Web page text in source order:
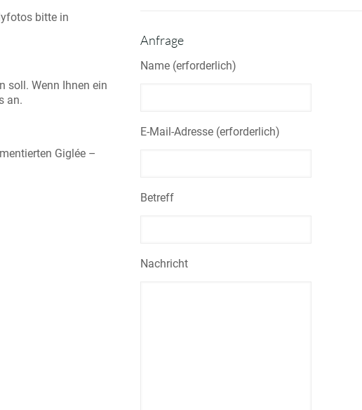
bitte in
soll. Wenn Ihnen ein
an.
Giglée –
Anfrage
Name (erforderlich)
E-Mail-Adresse (erforderlich)
Betreff
Nachricht